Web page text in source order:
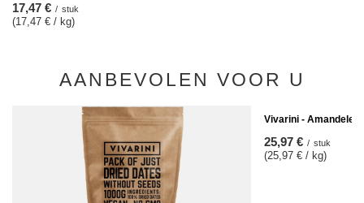
17,47 € / stuk
(17,47 € / kg)
AANBEVOLEN VOOR U
Vivarini - Amandelen
25,97 € / stuk
(25,97 € / kg)